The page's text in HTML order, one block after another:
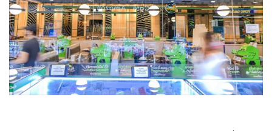
• Cyber BIZ
• ผู้จัดกวน
• Good health & Well-being
• Green Innovation & SD
• Management & HR